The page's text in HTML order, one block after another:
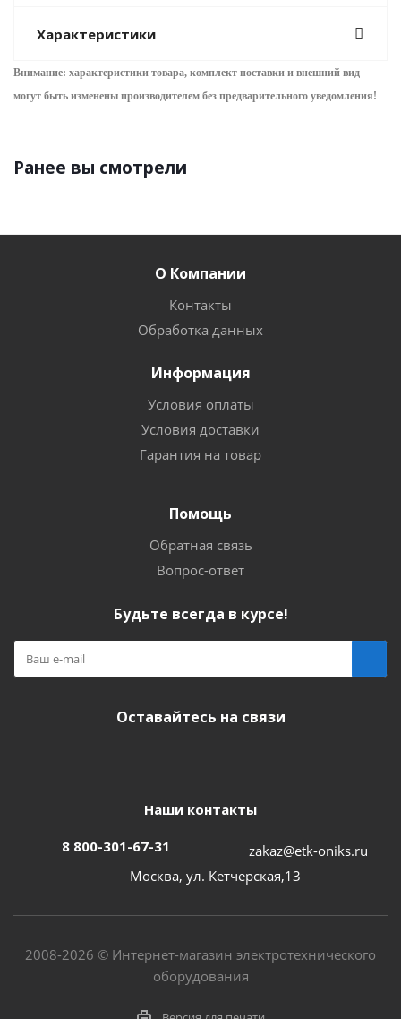
Характеристики
Внимание: характеристики товара, комплект поставки и внешний вид
могут быть изменены производителем без предварительного уведомления!
Ранее вы смотрели
О Компании
Контакты
Обработка данных
Информация
Условия оплаты
Условия доставки
Гарантия на товар
Помощь
Обратная связь
Вопрос-ответ
Будьте всегда в курсе!
Оставайтесь на связи
Наши контакты
8 800-301-67-31
zakaz@etk-oniks.ru
Москва, ул. Кетчерская,13
2008-2026 © Интернет-магазин электротехнического
оборудования